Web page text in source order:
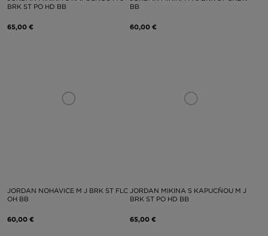
BRK ST PO HD BB
65,00 €
BB
60,00 €
JORDAN NOHAVICE M J BRK ST FLC
OH BB
60,00 €
JORDAN MIKINA S KAPUCŇOU M J
BRK ST PO HD BB
65,00 €